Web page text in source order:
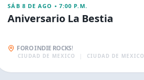
CONCIERTOS
SÁB 8 DE AGO • 7:00 P.M.
Aniversario La Bestia
FORO INDIE ROCKS!
CIUDAD DE MEXICO CIUDAD DE MEXICO